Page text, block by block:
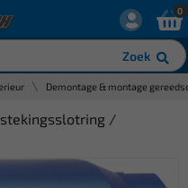
Zoek
0
Demontage & montage
/